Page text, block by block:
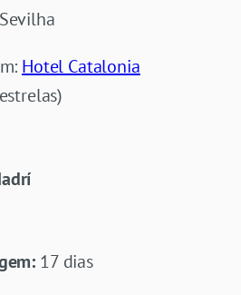
Hotel Catalonia
17 dias